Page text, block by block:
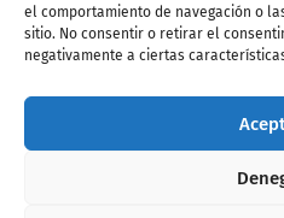
el comportamiento de navegación o
sitio. No consentir o retirar el
negativamente a ciertas
¿Te ha
la